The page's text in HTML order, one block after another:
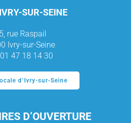
SUR-SEINE
rue Raspail
Ivry-sur-Seine
47 18 14 30
d’Ivry-sur-Seine
D’OUVERTURE